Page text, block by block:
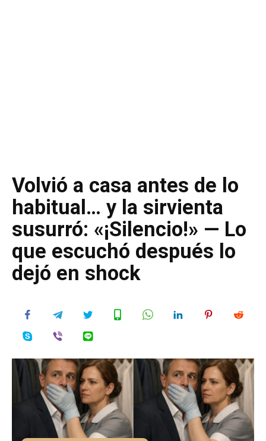
Volvió a casa antes de lo
habitual… y la sirvienta
susurró: «¡Silencio!» — Lo
que escuchó después lo
dejó en shock